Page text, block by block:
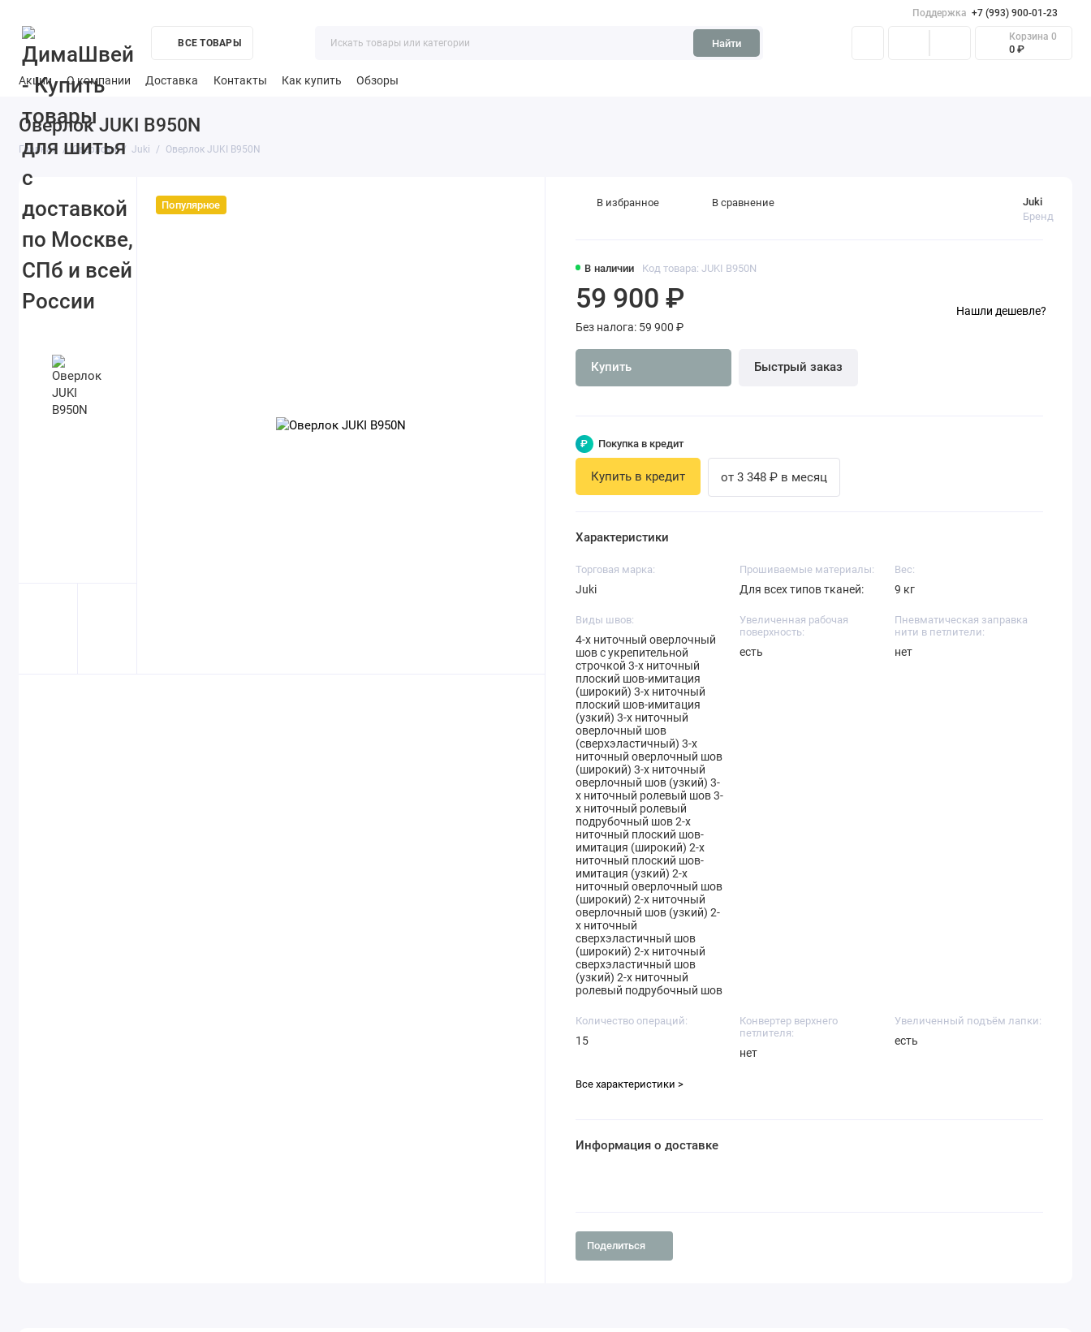
Поддержка +7 (993) 900-01-23
ВСЕ ТОВАРЫ Найти
Корзина 0
0 ₽
Акции О компании Доставка Контакты Как купить Обзоры
Оверлок JUKI B950N
Главная Оверлоки Juki Оверлок JUKI B950N
Популярное
В наличии Код товара: JUKI B950N
Juki
Бренд
59 900 ₽
Без налога: 59 900 ₽
Купить Быстрый заказ
Нашли дешевле?
В избранное В сравнение
₽ Покупка в кредит
Купить в кредит от 3 348 ₽ в месяц
Характеристики
Торговая марка:
Juki
Прошиваемые материалы:
Для всех типов тканей:
Вес:
9 кг
Виды швов:
4-х ниточный оверлочный
шов с укрепительной
строчкой 3-х ниточный
плоский шов-имитация
(широкий) 3-х ниточный
плоский шов-имитация
(узкий) 3-х ниточный
оверлочный шов
(сверхэластичный) 3-х
ниточный оверлочный шов
(широкий) 3-х ниточный
оверлочный шов (узкий) 3-
х ниточный ролевый шов 3-
х ниточный ролевый
подрубочный шов 2-х
ниточный плоский шов-
имитация (широкий) 2-х
ниточный плоский шов-
имитация (узкий) 2-х
ниточный оверлочный шов
(широкий) 2-х ниточный
оверлочный шов (узкий) 2-
х ниточный
сверхэластичный шов
(широкий) 2-х ниточный
сверхэластичный шов
(узкий) 2-х ниточный
ролевый подрубочный шов
Увеличенная рабочая
поверхность:
есть
Пневматическая заправка
нити в петлители:
нет
Количество операций:
15
Конвертер верхнего
петлителя:
нет
Увеличенный подъём лапки:
есть
Все характеристики >
Информация о доставке
Поделиться